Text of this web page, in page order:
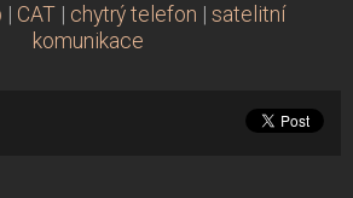
| CAT | chytrý telefon | satelitní
komunikace